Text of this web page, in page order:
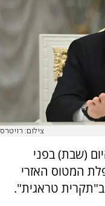
צילום: רויטרס
(שבת) בפני
המטוס האזרי
ב"תקרית טראגית".